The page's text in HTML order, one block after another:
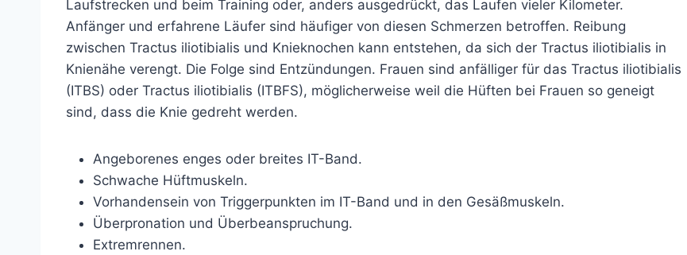
Laufstrecken und beim Training oder, anders ausgedrückt, das Laufen vieler Kilometer.
Anfänger und erfahrene Läufer sind häufiger von diesen Schmerzen betroffen. Reibung
zwischen Tractus iliotibialis und Knieknochen kann entstehen, da sich der Tractus iliotibialis in
Knienähe verengt. Die Folge sind Entzündungen. Frauen sind anfälliger für das Tractus iliotibialis
(ITBS) oder Tractus iliotibialis (ITBFS), möglicherweise weil die Hüften bei Frauen so geneigt
sind, dass die Knie gedreht werden.
Angeborenes enges oder breites IT-Band.
Schwache Hüftmuskeln.
Vorhandensein von Triggerpunkten im IT-Band und in den Gesäßmuskeln.
Überpronation und Überbeanspruchung.
Extremrennen.